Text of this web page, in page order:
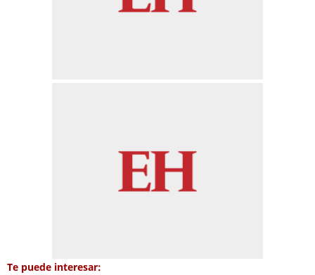
Te puede interesar: